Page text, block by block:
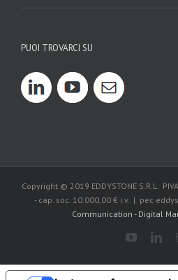
PUOI TROVARCI SU
Copyright © 2019 EDDYSTONE S.R.L.
- cap. soc. 10.000,00 € i.v. | pec
Communication - Digital